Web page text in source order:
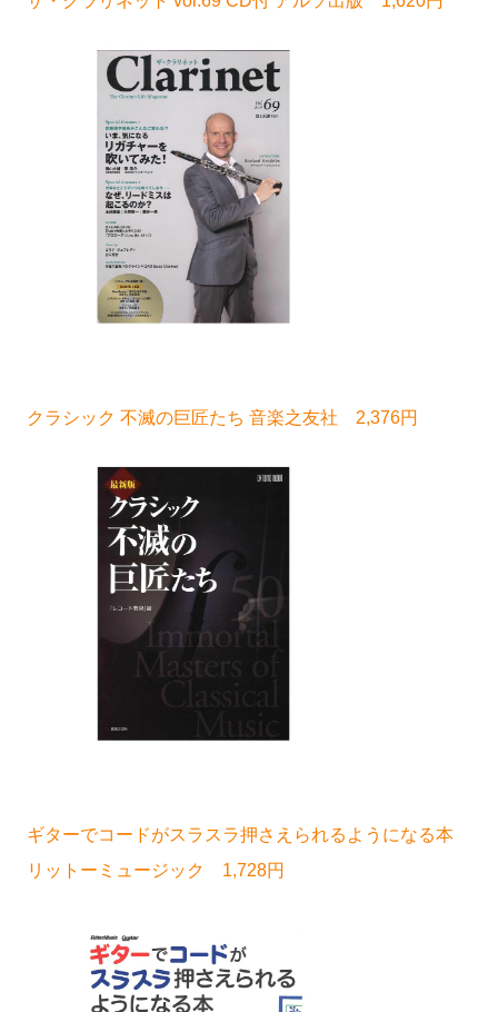
クラシック 不滅の巨匠たち 音楽之友社 2,376円
ギターでコードがスラスラ押さえられるようになる本
リットーミュージック 1,728円